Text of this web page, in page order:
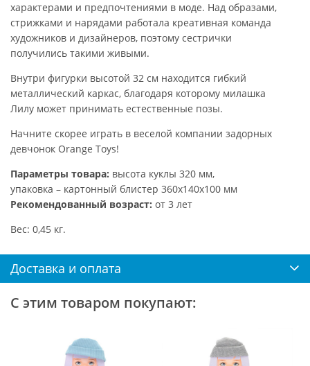
характерами и предпочтениями в моде. Над образами,
стрижками и нарядами работала креативная команда
художников и дизайнеров, поэтому сестрички
получились такими живыми.
Внутри фигурки высотой 32 см находится гибкий
металлический каркас, благодаря которому милашка
Лилу может принимать естественные позы.
Начните скорее играть в веселой компании задорных
девчонок Orange Toys!
Параметры товара: высота куклы 320 мм,
упаковка – картонный блистер 360х140х100 мм
Рекомендованный возраст: от 3 лет
Вес: 0,45 кг.
Доставка и оплата
С этим товаром покупают: